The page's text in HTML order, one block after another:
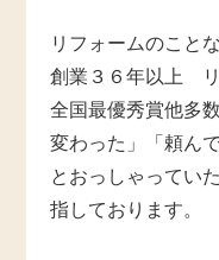
リフォームのこと
創業３６年以上 リ
全国最優秀賞他多
変わった」「頼ん
とおっしゃってい
指しております。